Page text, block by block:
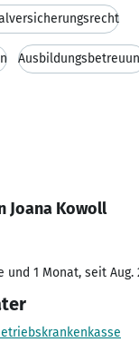
Joana Kowoll
und 1 Monat, seit Aug.